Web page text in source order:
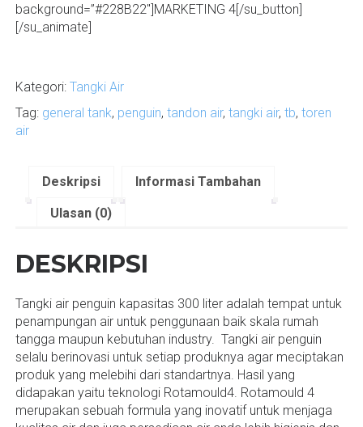
background=”#228B22″]MARKETING 4[/su_button]
[/su_animate]
Kategori: Tangki Air
Tag: general tank, penguin, tandon air, tangki air, tb, toren
air
Deskripsi Informasi Tambahan
Ulasan (0)
DESKRIPSI
Tangki air penguin kapasitas 300 liter adalah tempat untuk
penampungan air untuk penggunaan baik skala rumah
tangga maupun kebutuhan industry. Tangki air penguin
selalu berinovasi untuk setiap produknya agar meciptakan
produk yang melebihi dari standartnya. Hasil yang
didapakan yaitu teknologi Rotamould4. Rotamould 4
merupakan sebuah formula yang inovatif untuk menjaga